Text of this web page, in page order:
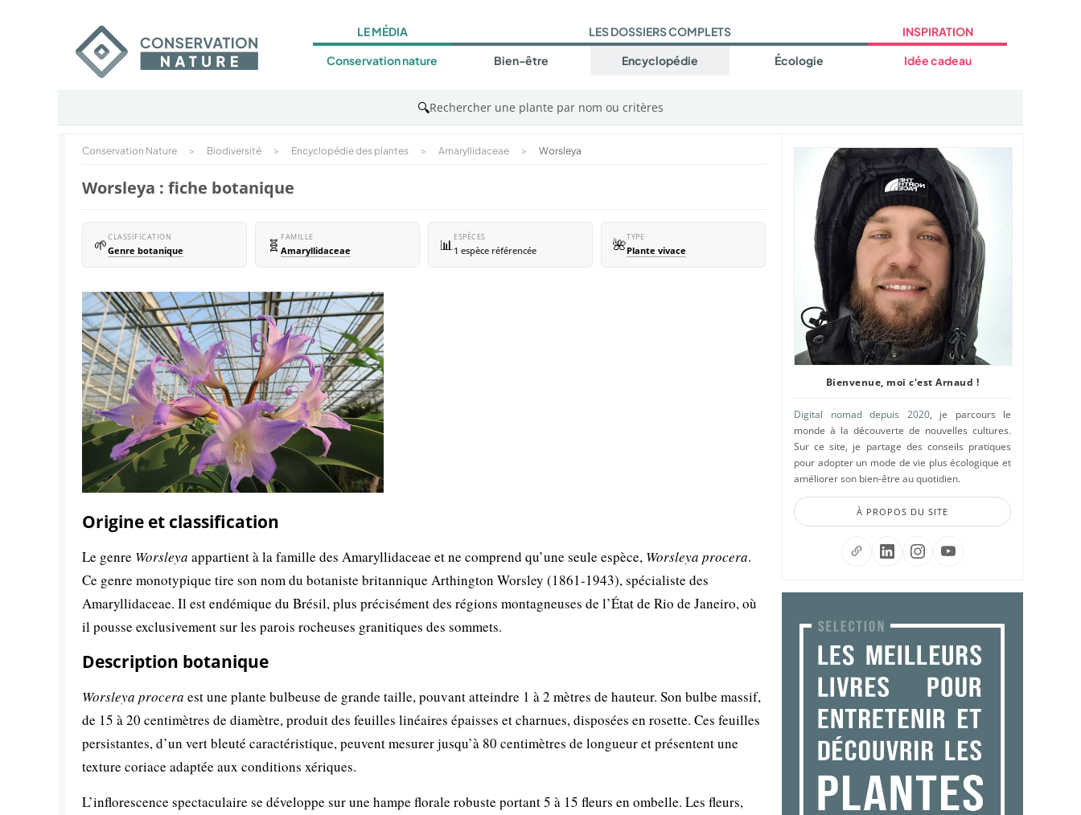
LE MÉDIA
Conservation nature
LES DOSSIERS COMPLETS
Bien-être Encyclopédie Écologie
INSPIRATION
Idée cadeau
🔍Rechercher une plante par nom ou critères
Conservation Nature > Biodiversité > Encyclopédie des plantes > Amaryllidaceae > Worsleya
Worsleya : fiche botanique
🌱CLASSIFICATION
Genre botanique 🧬 FAMILLE
Amaryllidaceae 📊 ESPÈCES
1 espèce référencée 🌺TYPE
Plante vivace
Origine et classification
Le genre Worsleya appartient à la famille des Amaryllidaceae et ne comprend qu’une seule espèce, Worsleya procera.
Ce genre monotypique tire son nom du botaniste britannique Arthington Worsley (1861-1943), spécialiste des
Amaryllidaceae. Il est endémique du Brésil, plus précisément des régions montagneuses de l’État de Rio de Janeiro, où
il pousse exclusivement sur les parois rocheuses granitiques des sommets.
Description botanique
Worsleya procera est une plante bulbeuse de grande taille, pouvant atteindre 1 à 2 mètres de hauteur. Son bulbe massif,
de 15 à 20 centimètres de diamètre, produit des feuilles linéaires épaisses et charnues, disposées en rosette. Ces feuilles
persistantes, d’un vert bleuté caractéristique, peuvent mesurer jusqu’à 80 centimètres de longueur et présentent une
texture coriace adaptée aux conditions xériques.
L’inflorescence spectaculaire se développe sur une hampe florale robuste portant 5 à 15 fleurs en ombelle. Les fleurs,
Bienvenue, moi c'est Arnaud !
Digital nomad depuis 2020, je parcours le
monde à la découverte de nouvelles cultures.
Sur ce site, je partage des conseils pratiques
pour adopter un mode de vie plus écologique et
améliorer son bien-être au quotidien.
À PROPOS DU SITE